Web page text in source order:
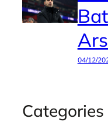
04/12/
Categories